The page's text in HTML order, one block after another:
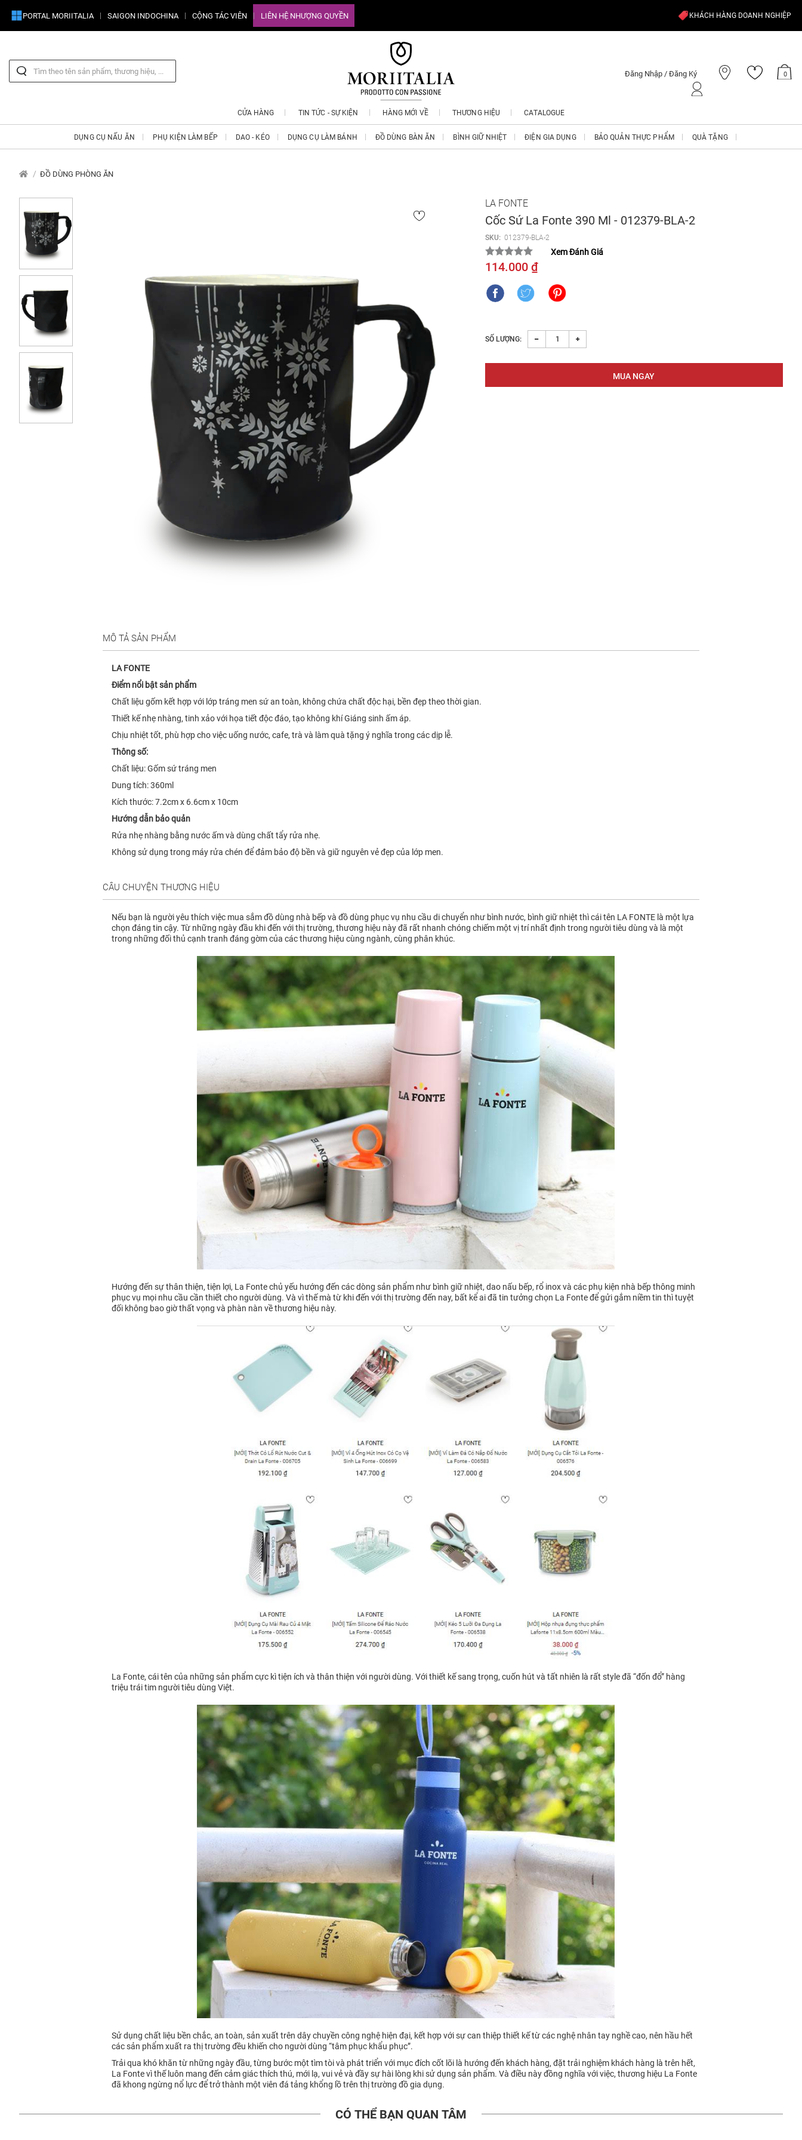
PORTAL MORIITALIA SAIGON INDOCHINA CỘNG TÁC VIÊN LIÊN HỆ NHƯỢNG QUYỀN KHÁCH HÀNG DOANH NGHIỆP
Đăng Nhập / Đăng Ký 0
CỬA HÀNG TIN TỨC - SỰ KIỆN HÀNG MỚI VỀ THƯƠNG HIỆU CATALOGUE
DỤNG CỤ NẤU ĂN PHỤ KIỆN LÀM BẾP DAO - KÉO DỤNG CỤ LÀM BÁNH ĐỒ DÙNG BÀN ĂN BÌNH GIỮ NHIỆT ĐIỆN GIA DỤNG BẢO QUẢN THỰC PHẨM QUÀ TẶNG
ĐỒ DÙNG PHÒNG ĂN
LA FONTE
Cốc Sứ La Fonte 390 Ml - 012379-BLA-2
SKU: 012379-BLA-2
Xem Đánh Giá
114.000 ₫
SỐ LƯỢNG:
MÔ TẢ SẢN PHẨM
LA FONTE
Điểm nổi bật sản phẩm
Chất liệu gốm kết hợp với lớp tráng men sứ an toàn, không chứa chất độc hại, bền đẹp theo thời gian.
Thiết kế nhẹ nhàng, tinh xảo với họa tiết độc đáo, tạo không khí Giáng sinh ấm áp.
Chịu nhiệt tốt, phù hợp cho việc uống nước, cafe, trà và làm quà tặng ý nghĩa trong các dịp lễ.
Thông số:
Chất liệu: Gốm sứ tráng men
Dung tích: 360ml
Kích thước: 7.2cm x 6.6cm x 10cm
Hướng dẫn bảo quản
Rửa nhẹ nhàng bằng nước ấm và dùng chất tẩy rửa nhẹ.
Không sử dụng trong máy rửa chén để đảm bảo độ bền và giữ nguyên vẻ đẹp của lớp men.
CÂU CHUYỆN THƯƠNG HIỆU
Nếu bạn là người yêu thích việc mua sắm đồ dùng nhà bếp và đồ dùng phục vụ nhu cầu di chuyển như bình nước, bình giữ nhiệt thì cái tên LA FONTE là một lựa
chọn đáng tin cậy. Từ những ngày đầu khi đến với thị trường, thương hiệu này đã rất nhanh chóng chiếm một vị trí nhất định trong người tiêu dùng và là một
trong những đối thủ cạnh tranh đáng gờm của các thương hiệu cùng ngành, cùng phân khúc.
Hướng đến sự thân thiện, tiện lợi, La Fonte chủ yếu hướng đến các dòng sản phẩm như bình giữ nhiệt, dao nấu bếp, rổ inox và các phụ kiện nhà bếp thông minh
phục vụ mọi nhu cầu cần thiết cho người dùng. Và vì thế mà từ khi đến với thị trường đến nay, bất kể ai đã tin tưởng chọn La Fonte để gửi gắm niềm tin thì tuyệt
đối không bao giờ thất vọng và phàn nàn về thương hiệu này.
La Fonte, cái tên của những sản phẩm cực kì tiện ích và thân thiện với người dùng. Với thiết kế sang trọng, cuốn hút và tất nhiên là rất style đã “đốn đổ” hàng
triệu trái tim người tiêu dùng Việt.
Sử dụng chất liệu bền chắc, an toàn, sản xuất trên dây chuyền công nghệ hiện đại, kết hợp với sự can thiệp thiết kế từ các nghệ nhân tay nghề cao, nên hầu hết
các sản phẩm xuất ra thị trường đều khiến cho người dùng “tâm phục khẩu phục”.
Trải qua khó khăn từ những ngày đầu, từng bước một tìm tòi và phát triển với mục đích cốt lõi là hướng đến khách hàng, đặt trải nghiệm khách hàng là trên hết,
La Fonte vì thế luôn mang đến cảm giác thích thú, mới lạ, vui vẻ và đầy sự hài lòng khi sử dụng sản phẩm. Và điều này đồng nghĩa với việc, thương hiệu La Fonte
đã khong ngừng nổ lực để trở thành một viên đá tảng khổng lồ trên thị trường đồ gia dụng.
CÓ THỂ BẠN QUAN TÂM